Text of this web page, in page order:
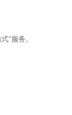
"服务。